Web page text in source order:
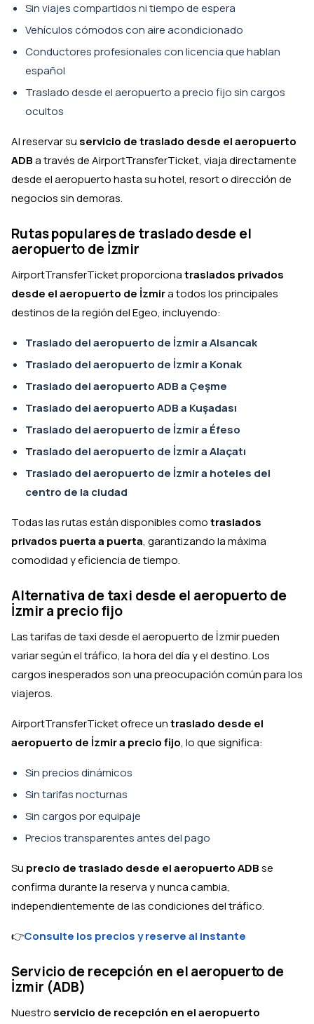
Sin viajes compartidos ni tiempo de espera
Vehículos cómodos con aire acondicionado
Conductores profesionales con licencia que hablan
español
Traslado desde el aeropuerto a precio fijo sin cargos
ocultos
Al reservar su servicio de traslado desde el aeropuerto
ADBa través de AirportTransferTicket, viaja directamente
desde el aeropuerto hasta su hotel, resort o dirección de
negocios sin demoras.
Rutas populares de traslado desde el
aeropuerto de İzmir
AirportTransferTicket proporcionatraslados privados
desde el aeropuerto de İzmira todos los principales
destinos de la región del Egeo, incluyendo:
Traslado del aeropuerto de İzmir a Alsancak
Traslado del aeropuerto de İzmir a Konak
Traslado del aeropuerto ADB a Çeşme
Traslado del aeropuerto ADB a Kuşadası
Traslado del aeropuerto de İzmir a Éfeso
Traslado del aeropuerto de İzmir a Alaçatı
Traslado del aeropuerto de İzmir a hoteles del
centro de la ciudad
Todas las rutas están disponibles comotraslados
privados puerta a puerta, garantizando la máxima
comodidad y eficiencia de tiempo.
Alternativa de taxi desde el aeropuerto de
İzmir a precio fijo
Las tarifas de taxi desde el aeropuerto de İzmir pueden
variar según el tráfico, la hora del día y el destino. Los
cargos inesperados son una preocupación común para los
viajeros.
AirportTransferTicket ofrece untraslado desde el
aeropuerto de İzmir a precio fijo, lo que significa:
Sin precios dinámicos
Sin tarifas nocturnas
Sin cargos por equipaje
Precios transparentes antes del pago
Su precio de traslado desde el aeropuerto ADBse
confirma durante la reserva y nunca cambia,
independientemente de las condiciones del tráfico.
👉Consulte los precios y reserve al instante
Servicio de recepción en el aeropuerto de
İzmir (ADB)
Nuestro servicio de recepción en el aeropuerto